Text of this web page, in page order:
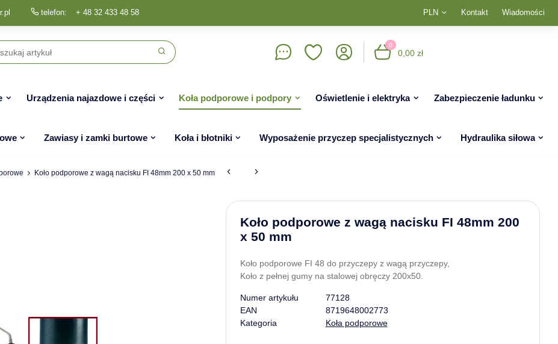
PLN Kontakt Wiadomości
telefon: + 48 32 433 48 58
0
0,00 zł
Urządzenia najazdowe i części Koła podporowe i podpory Oświetlenie i elektryka Zabezpieczenie ładunku
Zawiasy i zamki burtowe Koła i błotniki Wyposażenie przyczep specjalistycznych Hydraulika siłowa
Koło podporowe z wagą nacisku FI 48mm 200 x 50 mm
Koło podporowe z wagą nacisku FI 48mm 200
x 50 mm
Koło podporowe FI 48 do przyczepy z wagą przyczepy,
Koło z pełnej gumy na stalowej obręczy 200x50.
Numer artykułu
77128
EAN
8719648002773
Kategoria
Koła podporowe